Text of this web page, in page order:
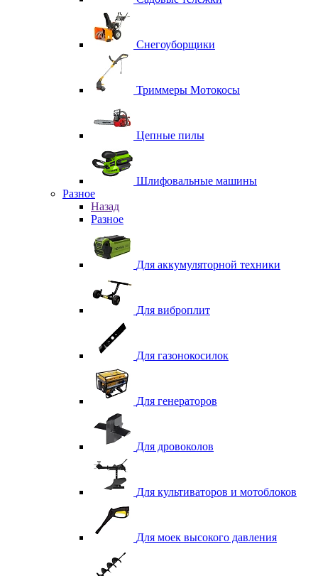
Снегоуборщики
Триммеры Мотокосы
Цепные пилы
Шлифовальные машины
Разное
Назад
Разное
Для аккумуляторной техники
Для виброплит
Для газонокосилок
Для генераторов
Для дровоколов
Для культиваторов и мотоблоков
Для моек высокого давления